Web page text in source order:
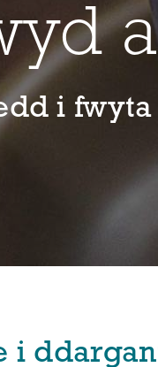
i
i